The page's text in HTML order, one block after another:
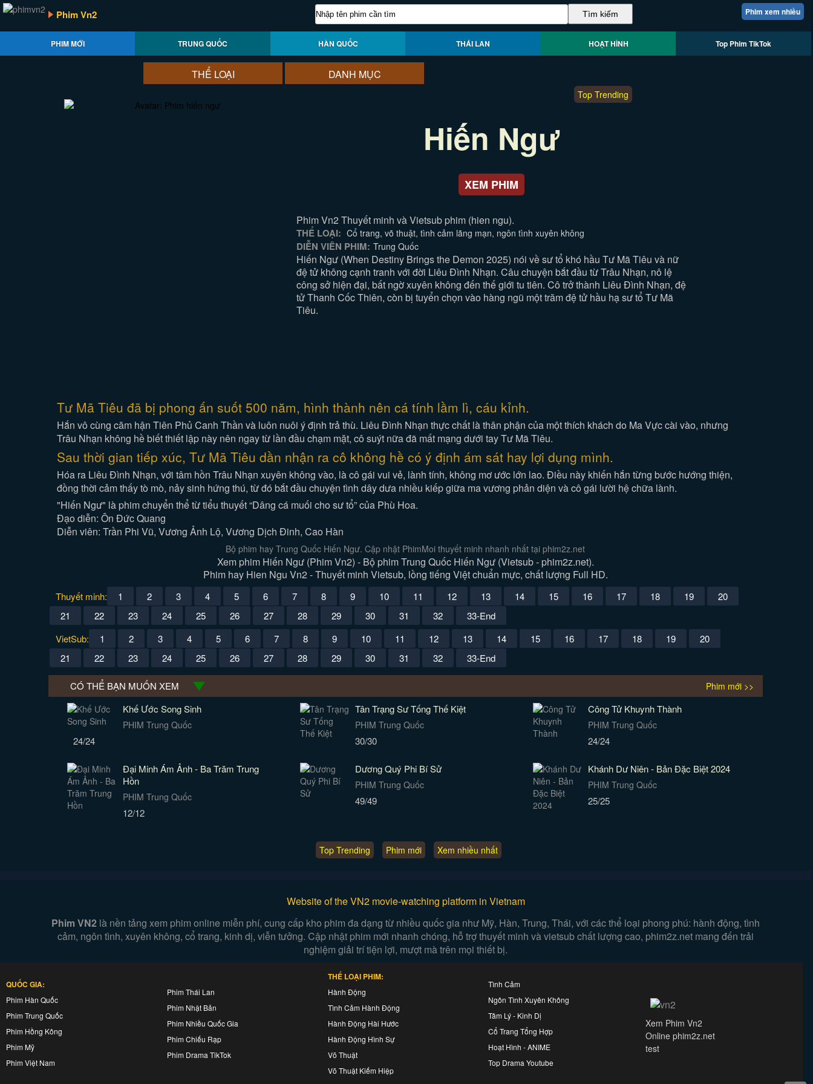
Phim xem nhiều
Phim Vn2
PHIM MỚI TRUNG QUỐC HÀN QUỐC THÁI LAN HOẠT HÌNH Top Phim TikTok
THỂ LOẠI DANH MỤC
Top Trending
Hiến Ngư
XEM PHIM
Phim Vn2 Thuyết minh và Vietsub phim (hien ngu).
THỂ LOẠI: Cổ trang, võ thuật, tình cảm lãng mạn, ngôn tình xuyên không
DIỄN VIÊN PHIM: Trung Quốc
Hiến Ngư (When Destiny Brings the Demon 2025) nói về sư tổ khó hầu Tư Mã Tiêu và nữ
đệ tử không cạnh tranh với đời Liêu Đình Nhạn. Câu chuyện bắt đầu từ Trâu Nhạn, nô lệ
công sở hiện đại, bất ngờ xuyên không đến thế giới tu tiên. Cô trở thành Liêu Đình Nhạn, đệ
tử Thanh Cốc Thiên, còn bị tuyển chọn vào hàng ngũ một trăm đệ tử hầu hạ sư tổ Tư Mã
Tiêu.
Tư Mã Tiêu đã bị phong ấn suốt 500 năm, hình thành nên cá tính lầm lì, cáu kỉnh.
Hắn vô cùng căm hận Tiên Phủ Canh Thần và luôn nuôi ý định trả thù. Liêu Đình Nhạn thực chất là thân phận của một thích khách do Ma Vực cài vào, nhưng
Trâu Nhạn không hề biết thiết lập này nên ngay từ lần đầu chạm mặt, cô suýt nữa đã mất mạng dưới tay Tư Mã Tiêu.
Sau thời gian tiếp xúc, Tư Mã Tiêu dần nhận ra cô không hề có ý định ám sát hay lợi dụng mình.
Hóa ra Liêu Đình Nhạn, với tâm hồn Trâu Nhạn xuyên không vào, là cô gái vui vẻ, lành tính, không mơ ước lớn lao. Điều này khiến hắn từng bước hướng thiện,
đồng thời cảm thấy tò mò, nảy sinh hứng thú, từ đó bắt đầu chuyện tình dây dưa nhiều kiếp giữa ma vương phản diện và cô gái lười hệ chữa lành.
"Hiến Ngư" là phim chuyển thể từ tiểu thuyết “Dâng cá muối cho sư tổ” của Phù Hoa.
Đạo diễn: Ôn Đức Quang
Diễn viên: Trần Phi Vũ, Vương Ảnh Lộ, Vương Dịch Đinh, Cao Hàn
Bộ phim hay Trung Quốc Hiến Ngư. Cập nhật PhimMoi thuyết minh nhanh nhất tại phim2z.net
Xem phim Hiến Ngư (Phim Vn2) - Bộ phim Trung Quốc Hiến Ngư (Vietsub - phim2z.net).
Phim hay Hien Ngu Vn2 - Thuyết minh Vietsub, lồng tiếng Việt chuẩn mực, chất lượng Full HD.
Thuyết minh: 1 2 3 4 5 6 7 8 9 10 11 12 13 14 15 16 17 18 19
20
21
22 23 24 25 26 27 28 29 30 31 32
33-End
VietSub:
1 2 3 4 5 6 7 8 9 10 11 12 13 14 15 16 17 18 19
20
21
22 23 24 25 26 27 28 29 30 31 32 33-End
CÓ THỂ BẠN MUỐN XEM Phim mới >>
Khế Ước Song Sinh
PHIM Trung Quốc
24/24
Tân Trạng Sư Tống Thế Kiệt
PHIM Trung Quốc
30/30
Công Tử Khuynh Thành
PHIM Trung Quốc
24/24
Đại Minh Ám Ảnh - Ba Trăm Trung
Hồn
PHIM Trung Quốc
12/12
Dương Quý Phi Bí Sử
PHIM Trung Quốc
49/49
Khánh Dư Niên - Bản Đặc Biệt 2024
PHIM Trung Quốc
25/25
Top Trending Phim mới Xem nhiều nhất
Website of the VN2 movie-watching platform in Vietnam
Phim VN2 là nền tảng xem phim online miễn phí, cung cấp kho phim đa dạng từ nhiều quốc gia như Mỹ, Hàn, Trung, Thái, với các thể loại phong phú: hành động, tình
cảm, ngôn tình, xuyên không, cổ trang, kinh dị, viễn tưởng. Cập nhật phim mới nhanh chóng, hỗ trợ thuyết minh và vietsub chất lượng cao, phim2z.net mang đến trải
nghiệm giải trí tiện lợi, mượt mà trên mọi thiết bị.
QUỐC GIA:
Phim Hàn Quốc
Phim Trung Quốc
Phim Hồng Kông
Phim Mỹ
Phim Việt Nam
Phim Thái Lan
Phim Nhật Bản
Phim Nhiều Quốc Gia
Phim Chiếu Rạp
Phim Drama TikTok
THỂ LOẠI PHIM:
Hành Động
Tình Cảm Hành Động
Hành Động Hài Hước
Hành Động Hình Sự
Võ Thuật
Võ Thuật Kiếm Hiệp
Tình Cảm
Ngôn Tình Xuyên Không
Tâm Lý - Kinh Dị
Cổ Trang Tổng Hợp
Hoạt Hình - ANIME
Top Drama Youtube
Xem Phim Vn2
Online phim2z.net
test